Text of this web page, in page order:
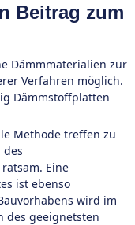
Beitrag zum
Dämmmaterialien zur
Verfahren möglich.
Dämmstoffplatten
Methode treffen zu
Eine
ist ebenso
wird im
des geeignetsten